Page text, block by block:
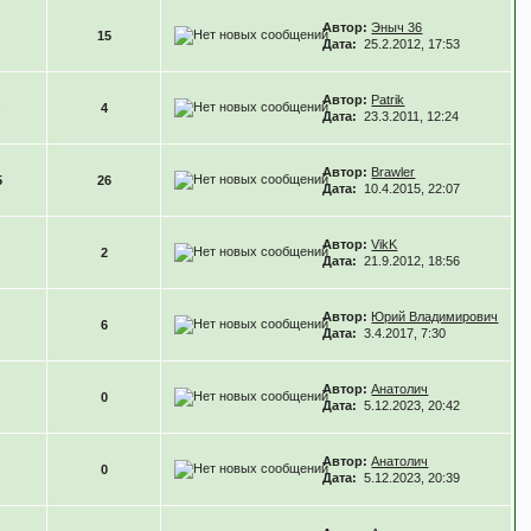
15
Автор: Эныч 36
Дата: 25.2.2012, 17:53
4
Автор: Patrik
Дата: 23.3.2011, 12:24
26
Автор: Brawler
Дата:
10.4.2015, 22:07
2
Автор: VikK
Дата: 21.9.2012, 18:56
6
Автор: Юрий Владимирович
Дата: 3.4.2017, 7:30
0
Автор: Анатолич
Дата: 5.12.2023, 20:42
0
Автор: Анатолич
Дата: 5.12.2023, 20:39